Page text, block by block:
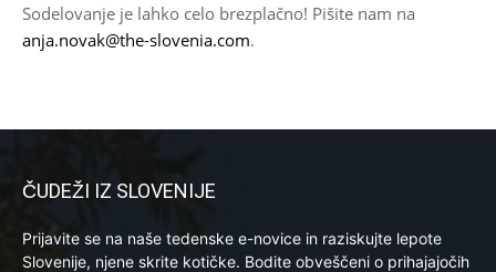
Sodelovanje je lahko celo brezplačno! Pišite nam na
anja.novak@the-slovenia.com.
ČUDEŽI IZ SLOVENIJE
Prijavite se na naše tedenske e-novice in raziskujte lepote
Slovenije, njene skrite kotičke. Bodite obveščeni o prihajajočih